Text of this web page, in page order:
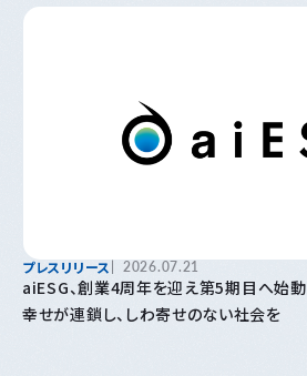
プレスリリース 2026.07.21
aiESG、創業4周年を迎え第5期目へ始動
幸せが連鎖し、しわ寄せのない社会を